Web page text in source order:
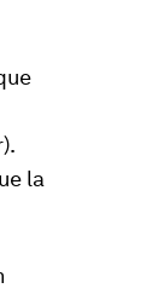
la